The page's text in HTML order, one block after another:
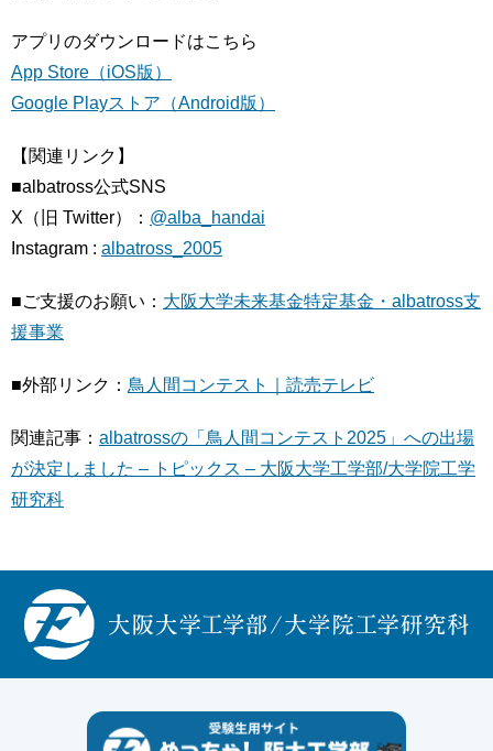
アプリのダウンロードはこちら
App Store（iOS版）
Google Playストア（Android版）
【関連リンク】
■albatross公式SNS
X（旧 Twitter）： @alba_handai
Instagram : albatross_2005
■ご支援のお願い： 大阪大学未来基金特定基金・albatross支
援事業
■外部リンク： 鳥人間コンテスト｜読売テレビ
関連記事： albatrossの「鳥人間コンテスト2025」への出場
が決定しました – トピックス – 大阪大学工学部/大学院工学
研究科